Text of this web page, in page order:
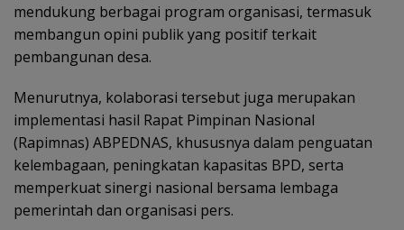
mendukung berbagai program organisasi, termasuk
membangun opini publik yang positif terkait
pembangunan desa.
Menurutnya, kolaborasi tersebut juga merupakan
implementasi hasil Rapat Pimpinan Nasional
(Rapimnas) ABPEDNAS, khususnya dalam penguatan
kelembagaan, peningkatan kapasitas BPD, serta
memperkuat sinergi nasional bersama lembaga
pemerintah dan organisasi pers.